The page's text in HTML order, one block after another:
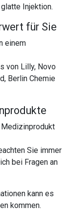
Injektion.
für Sie
einem
von Lilly, Novo
Berlin Chemie
Sie immer
bei Fragen an
kann es
kommen.